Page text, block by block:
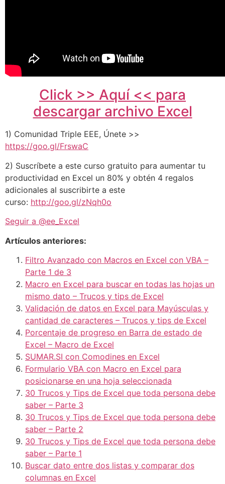
Click >> Aquí << para
descargar archivo Excel
1) Comunidad Triple EEE, Únete >>
https://goo.gl/FrswaC
2) Suscríbete a este curso gratuito para aumentar tu
productividad en Excel un 80% y obtén 4 regalos
adicionales al suscribirte a este
curso: http://goo.gl/zNqh0o
Seguir a @ee_Excel
Artículos anteriores:
Filtro Avanzado con Macros en Excel con VBA –
Parte 1 de 3
Macro en Excel para buscar en todas las hojas un
mismo dato – Trucos y tips de Excel
Validación de datos en Excel para Mayúsculas y
cantidad de caracteres – Trucos y tips de Excel
Porcentaje de progreso en Barra de estado de
Excel – Macro de Excel
SUMAR.SI con Comodines en Excel
Formulario VBA con Macro en Excel para
posicionarse en una hoja seleccionada
30 Trucos y Tips de Excel que toda persona debe
saber – Parte 3
30 Trucos y Tips de Excel que toda persona debe
saber – Parte 2
30 Trucos y Tips de Excel que toda persona debe
saber – Parte 1
Buscar dato entre dos listas y comparar dos
columnas en Excel